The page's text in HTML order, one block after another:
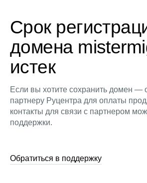
Срок
домена
истек
Если вы хотите сохранить домен —
партнеру Руцентра для оплаты
контакты для связи с партнером
поддержки.
Обратиться в поддержку